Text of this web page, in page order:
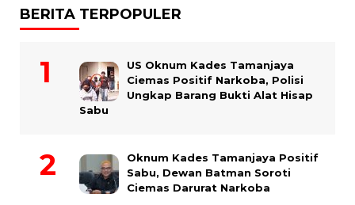
BERITA TERPOPULER
US Oknum Kades Tamanjaya
Ciemas Positif Narkoba, Polisi
Ungkap Barang Bukti Alat Hisap
Sabu
Oknum Kades Tamanjaya Positif
Sabu, Dewan Batman Soroti
Ciemas Darurat Narkoba